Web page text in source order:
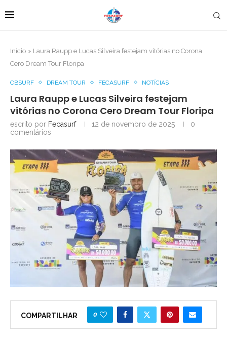
Início » Laura Raupp e Lucas Silveira festejam vitórias no Corona
Cero Dream Tour Floripa
CBSURF DREAM TOUR FECASURF NOTÍCIAS
Laura Raupp e Lucas Silveira festejam
vitórias no Corona Cero Dream Tour Floripa
escrito por Fecasurf 12 de novembro de 2025
0
comentários
COMPARTILHAR 0